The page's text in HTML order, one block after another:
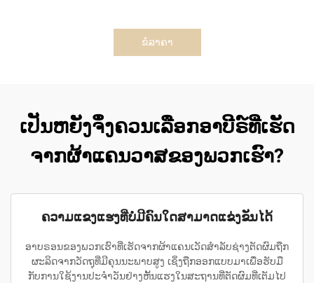
ຂໍລາຄາ
ເປັນຫຍັງຈຶ່ງຄວນເລືອກອາບີຣ໌ທີ່ເຮັດ
ຈາກຜ້າແຄນວາສຂອງພວກເຮົາ?
ຄວາມແຂງແຮງທີ່ບໍ່ມີຄົນໃດສາມາດແຂ່ງຂັນໄດ້
ອາບຣອນຂອງພວກເຮົາທີ່ເຮັດຈາກຜ້າແຄນເວັດສຳລັບຊ່າງຕັດຜົມຖືກ
ຜະລິດຈາກວັດຖຸທີ່ມີຄຸນນະພາບສູງ ເຊິ່ງຖືກອອກແບບມາເພື່ອຮັບມື
ກັບການໃຊ້ງານປະຈຳວັນຢ່າງຫັ້ນແຮງໃນສະຖານທີ່ຕັດຜົມທີ່ເຕັມໄປ